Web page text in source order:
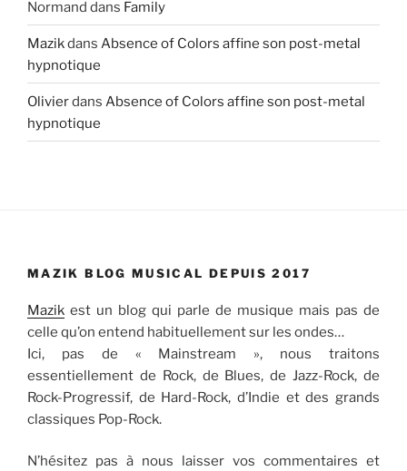
Normand dans Family
Mazikdans Absence of Colors affine son post-metal
hypnotique
Olivierdans Absence of Colors affine son post-metal
hypnotique
MAZIK BLOG MUSICAL DEPUIS 2017
Mazik est un blog qui parle de musique mais pas de
celle qu’on entend habituellement sur les ondes…
Ici, pas de « Mainstream », nous traitons
essentiellement de Rock, de Blues, de Jazz-Rock, de
Rock-Progressif, de Hard-Rock, d’Indie et des grands
classiques Pop-Rock.
N’hésitez pas à nous laisser vos commentaires et